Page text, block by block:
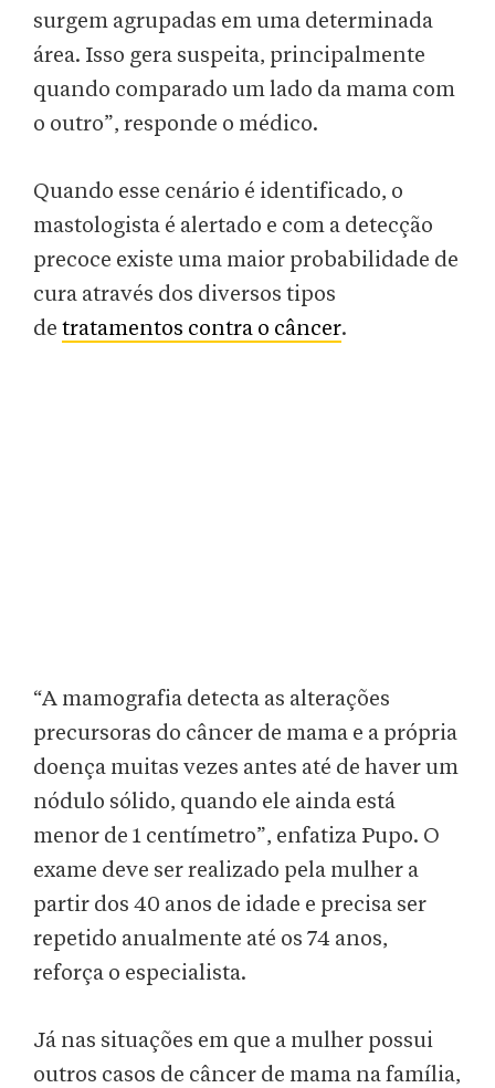
surgem agrupadas em uma determinada
área. Isso gera suspeita, principalmente
quando comparado um lado da mama com
o outro”, responde o médico.
Quando esse cenário é identificado, o
mastologista é alertado e com a detecção
precoce existe uma maior probabilidade de
cura através dos diversos tipos
de tratamentos contra o câncer.
“A mamografia detecta as alterações
precursoras do câncer de mama e a própria
doença muitas vezes antes até de haver um
nódulo sólido, quando ele ainda está
menor de 1 centímetro”, enfatiza Pupo. O
exame deve ser realizado pela mulher a
partir dos 40 anos de idade e precisa ser
repetido anualmente até os 74 anos,
reforça o especialista.
Já nas situações em que a mulher possui
outros casos de câncer de mama na família,